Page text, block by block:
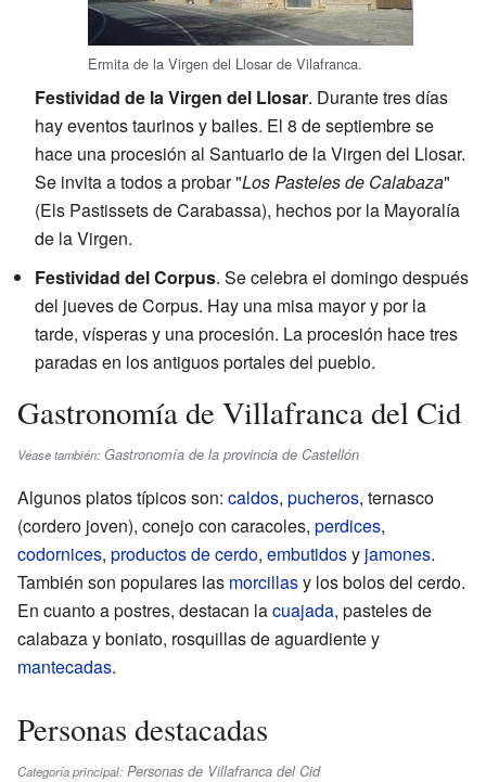
Ermita de la Virgen del Llosar de Vilafranca.
Festividad de la Virgen del Llosar. Durante tres días
hay eventos taurinos y bailes. El 8 de septiembre se
hace una procesión al Santuario de la Virgen del Llosar.
Se invita a todos a probar "Los Pasteles de Calabaza"
(Els Pastissets de Carabassa), hechos por la Mayoralía
de la Virgen.
Festividad del Corpus. Se celebra el domingo después
del jueves de Corpus. Hay una misa mayor y por la
tarde, vísperas y una procesión. La procesión hace tres
paradas en los antiguos portales del pueblo.
Gastronomía de Villafranca del Cid
Véase también: Gastronomía de la provincia de Castellón
Algunos platos típicos son: caldos, pucheros, ternasco
(cordero joven), conejo con caracoles, perdices,
codornices, productos de cerdo, embutidosy jamones.
También son populares las morcillasy los bolos del cerdo.
En cuanto a postres, destacan lacuajada, pasteles de
calabaza y boniato, rosquillas de aguardiente y
mantecadas.
Personas destacadas
Categoría principal: Personas de Villafranca del Cid